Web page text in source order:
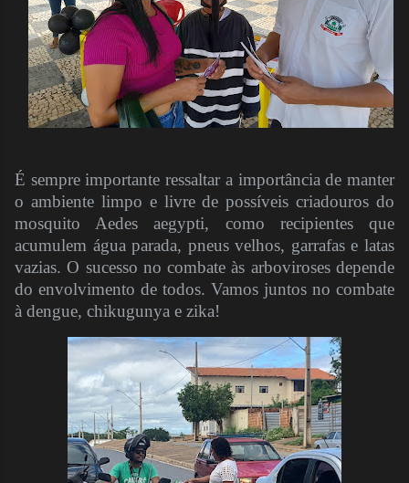
É sempre importante ressaltar a importância de manter
o ambiente limpo e livre de possíveis criadouros do
mosquito Aedes aegypti, como recipientes que
acumulem água parada, pneus velhos, garrafas e latas
vazias. O sucesso no combate às arboviroses depende
do envolvimento de todos. Vamos juntos no combate
à dengue, chikugunya e zika!